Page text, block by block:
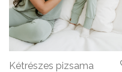
Kétrészes pizsama